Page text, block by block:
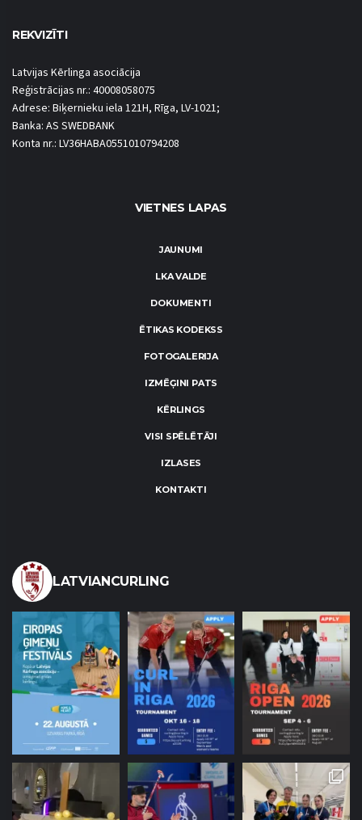
REKVIZĪTI
Latvijas Kērlinga asociācija
Reģistrācijas nr.: 40008058075
Adrese: Biķernieku iela 121H, Rīga, LV-1021;
Banka: AS SWEDBANK
Konta nr.: LV36HABA0551010794208
VIETNES LAPAS
JAUNUMI
LKA VALDE
DOKUMENTI
ĒTIKAS KODEKSS
FOTOGALERIJA
IZMĒĢINI PATS
KĒRLINGS
VISI SPĒLĒTĀJI
IZLASES
KONTAKTI
LATVIANCURLING